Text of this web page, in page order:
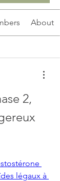
About
2,
légaux à